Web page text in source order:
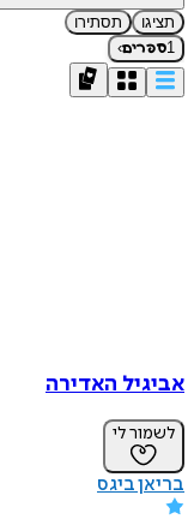
תציגו
תסתירו
1ספרים›
אביגיל האדירה
לשמור לי
בריאן ביגס